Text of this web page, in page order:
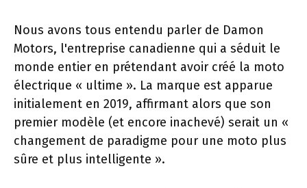
Nous avons tous entendu parler de Damon
Motors, l'entreprise canadienne qui a séduit le
monde entier en prétendant avoir créé la moto
électrique « ultime ». La marque est apparue
initialement en 2019, affirmant alors que son
premier modèle (et encore inachevé) serait un «
changement de paradigme pour une moto plus
sûre et plus intelligente ».